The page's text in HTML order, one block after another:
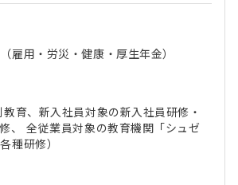
雇用・労災・健康・厚生年金）
育、新入社員対象の新入社員研修・
、 全従業員対象の教育機関「シュゼ
種研修）